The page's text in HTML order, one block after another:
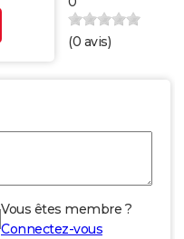
(0 avis)
Vous êtes membre ?
Connectez-vous